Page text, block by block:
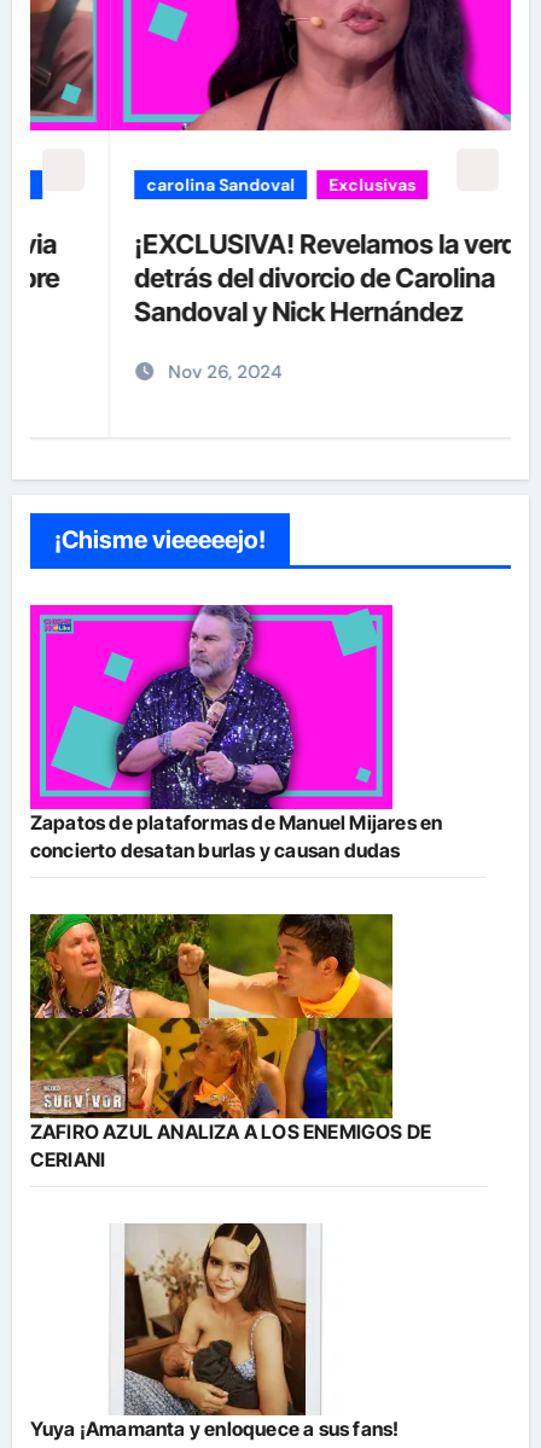
carolina Sandoval Exclusivas
¡EXCLUSIVA! Revelamos la verdad
detrás del divorcio de Carolina
Sandoval y Nick Hernández
Nov 26, 2024
¡Chisme vieeeeejo!
Zapatos de plataformas de Manuel Mijares en
concierto desatan burlas y causan dudas
ZAFIRO AZUL ANALIZA A LOS ENEMIGOS DE
CERIANI
Yuya ¡Amamanta y enloquece a sus fans!